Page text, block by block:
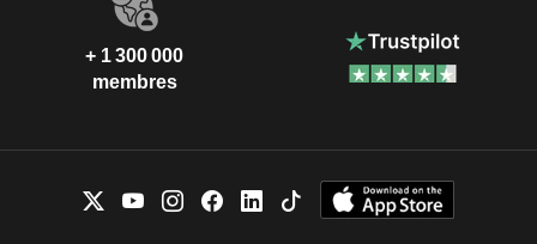
+ 1 300 000
membres